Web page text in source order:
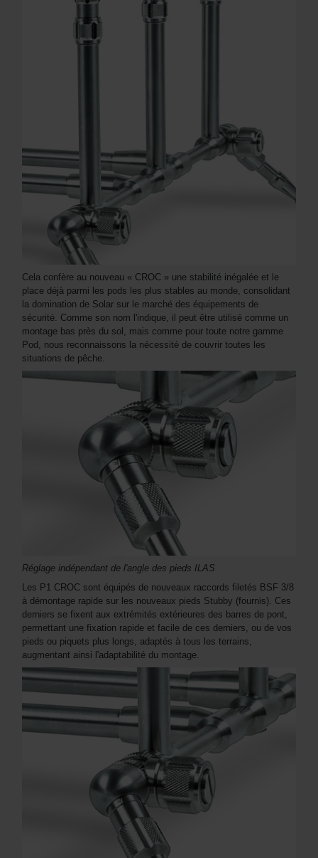
Cela confère au nouveau « CROC » une stabilité inégalée et le
place déjà parmi les pods les plus stables au monde, consolidant
la domination de Solar sur le marché des équipements de
sécurité. Comme son nom l'indique, il peut être utilisé comme un
montage bas près du sol, mais comme pour toute notre gamme
Pod, nous reconnaissons la nécessité de couvrir toutes les
situations de pêche.
Réglage indépendant de l'angle des pieds ILAS
Les P1 CROC sont équipés de nouveaux raccords filetés BSF 3/8
à démontage rapide sur les nouveaux pieds Stubby (fournis). Ces
derniers se fixent aux extrémités extérieures des barres de pont,
permettant une fixation rapide et facile de ces derniers, ou de vos
pieds ou piquets plus longs, adaptés à tous les terrains,
augmentant ainsi l'adaptabilité du montage.